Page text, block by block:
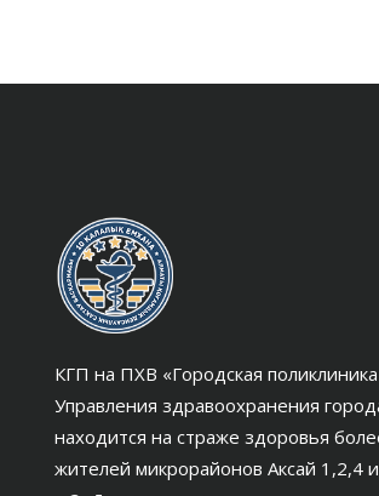
КГП на ПХВ «Городская
Управления здравоохранения
находится на страже здоровья
жителей микрорайонов Аксай 1,2,4